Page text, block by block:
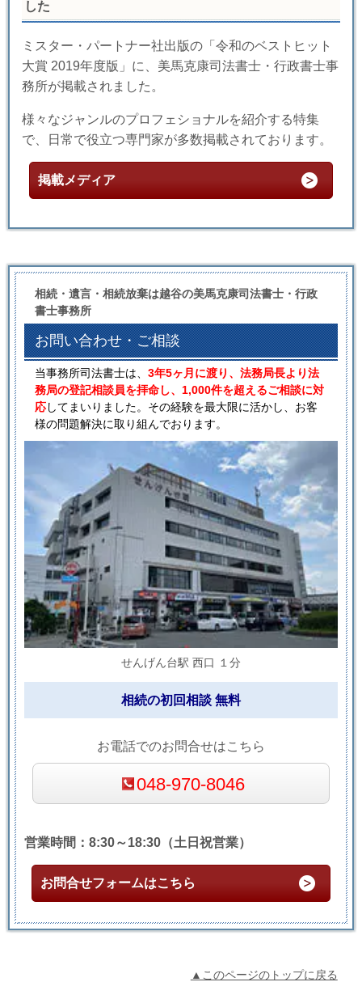
した
ミスター・パートナー社出版の「令和のベストヒット
大賞 2019年度版」に、美馬克康司法書士・行政書士事
務所が掲載されました。
様々なジャンルのプロフェショナルを紹介する特集
で、日常で役立つ専門家が多数掲載されております。
掲載メディア
相続・遺言・相続放棄は越谷の美馬克康司法書士・行政
書士事務所
お問い合わせ・ご相談
当事務所司法書士は、 3年5ヶ月に渡り、法務局長より法
務局の登記相談員を拝命し、1,000件を超えるご相談に対
応してまいりました。その経験を最大限に活かし、お客
様の問題解決に取り組んでおります。
せんげん台駅 西口 １分
相続の初回相談 無料
お電話でのお問合せはこちら
048-970-8046
営業時間：8:30～18:30（土日祝営業）
お問合せフォームはこちら
▲このページのトップに戻る